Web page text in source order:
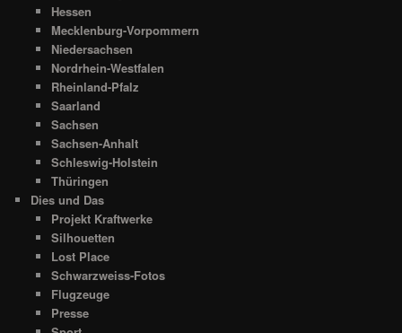
Hessen
Mecklenburg-Vorpommern
Niedersachsen
Nordrhein-Westfalen
Rheinland-Pfalz
Saarland
Sachsen
Sachsen-Anhalt
Schleswig-Holstein
Thüringen
Dies und Das
Projekt Kraftwerke
Silhouetten
Lost Place
Schwarzweiss-Fotos
Flugzeuge
Presse